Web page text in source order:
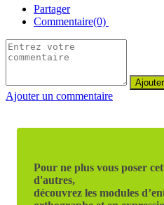
Partager
Commentaire(0)
Ajouter un commentaire
Pour ne plus vous poser
d'autres,
découvrez les modules